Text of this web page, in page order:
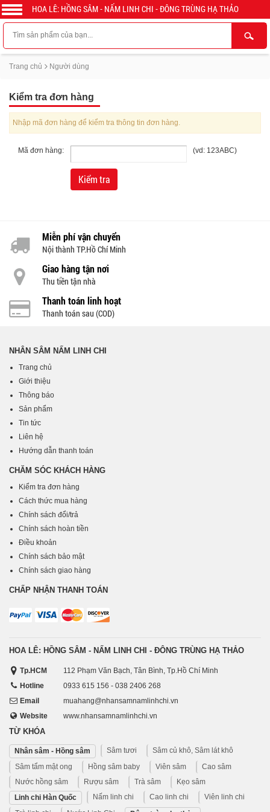
HOA LÊ: HỒNG SÂM - NẤM LINH CHI - ĐÔNG TRÙNG HẠ THẢO
Trang chủ Người dùng
Kiểm tra đơn hàng
Nhập mã đơn hàng để kiểm tra thông tin đơn hàng.
Mã đơn hàng: (vd: 123ABC)
Miễn phí vận chuyển
Nội thành TP.Hồ Chí Minh
Giao hàng tận nơi
Thu tiền tận nhà
Thanh toán linh hoạt
Thanh toán sau (COD)
NHÂN SÂM NẤM LINH CHI
Trang chủ
Giới thiệu
Thông báo
Sản phẩm
Tin tức
Liên hệ
Hướng dẫn thanh toán
CHĂM SÓC KHÁCH HÀNG
Kiểm tra đơn hàng
Cách thức mua hàng
Chính sách đổi/trả
Chính sách hoàn tiền
Điều khoản
Chính sách bảo mật
Chính sách giao hàng
CHẤP NHẬN THANH TOÁN
HOA LÊ: HỒNG SÂM - NẤM LINH CHI - ĐÔNG TRÙNG HẠ THẢO
Tp.HCM
112 Phạm Văn Bạch, Tân Bình, Tp.Hồ Chí Minh
Hotline
0933 615 156 - 038 2406 268
Email
muahang@nhansamnamlinhchi.vn
Website
www.nhansamnamlinhchi.vn
TỪ KHÓA
Nhân sâm - Hồng sâm Sâm tươi
Sâm củ khô, Sâm lát khô
Sâm tẩm mật ong
Hồng sâm baby Viên sâm
Cao sâm
Nước hồng sâm
Rượu sâm Trà sâm
Kẹo sâm
Linh chi Hàn Quốc
Nấm linh chi Cao linh chi
Viên linh chi